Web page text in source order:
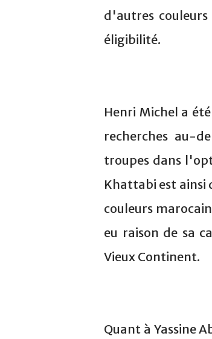
d'autres
éligibilité.
Henri Michel a
recherches au-
troupes dans
Khattabi est ainsi
couleurs
eu raison de sa
Vieux Continent.
Quant à Yassine